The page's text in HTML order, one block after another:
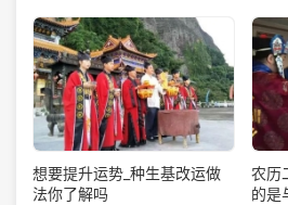
想要提升运势_种生基改运做
法你了解吗
农历
的是